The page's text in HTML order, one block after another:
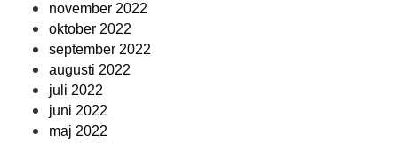
november 2022
oktober 2022
september 2022
augusti 2022
juli 2022
juni 2022
maj 2022